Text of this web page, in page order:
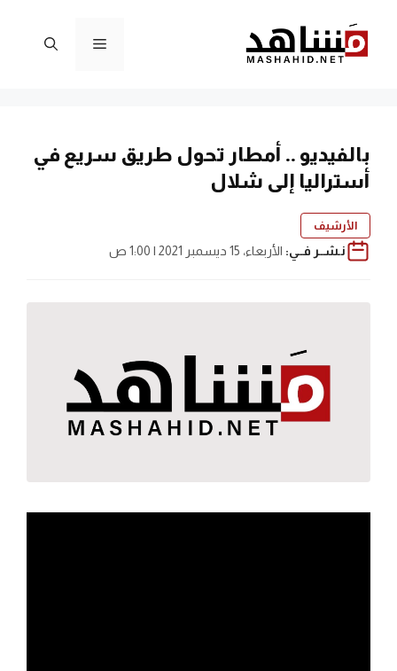
المحتوى
القائمة
بالفيديو .. أمطار تحول طريق سريع في
أستراليا إلى شلال
الأرشيف
نـشــر فــي: الأربعاء، 15 ديسمبر 2021 | 1:00 ص